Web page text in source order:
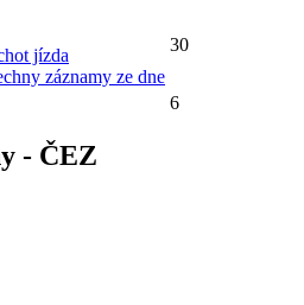
jízda
záznamy ze dne
30
6
- ČEZ